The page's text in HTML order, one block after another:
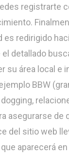
registrarte
redirigido
detallado
área local e
BBW
asegurarse de
sitio web
aparecerá en